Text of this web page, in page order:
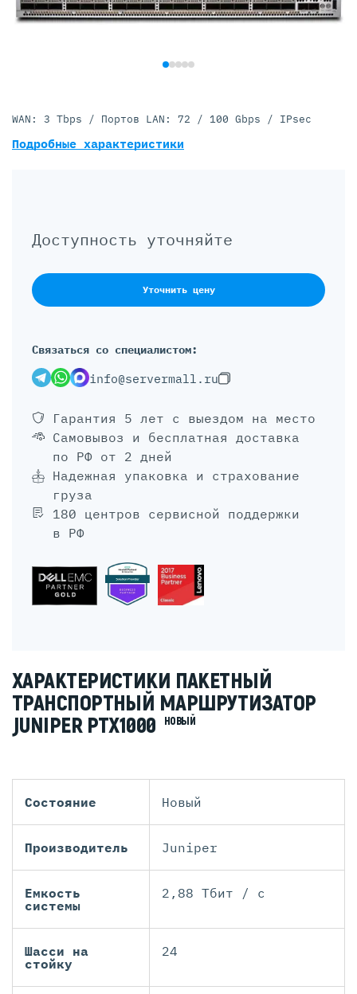
Доступность уточняйте
Уточнить цену
Связаться со специалистом:
info@servermall.ru
Гарантия 5 лет с выездом на место
Самовывоз и бесплатная доставка
по РФ от 2 дней
Надежная упаковка и страхование
груза
180 центров сервисной поддержки
в РФ
WAN: 3 Tbps / Портов LAN: 72 / 100 Gbps / IPsec
Подробные характеристики
ХАРАКТЕРИСТИКИ ПАКЕТНЫЙ
ТРАНСПОРТНЫЙ МАРШРУТИЗАТОР
JUNIPER PTX1000
НОВЫЙ
Состояние Новый
Производитель Juniper
Емкость
системы
2,88 Тбит / с
Шасси на
стойку
24